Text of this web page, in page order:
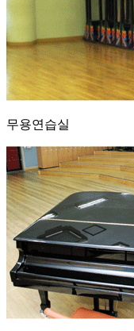
무용연습실